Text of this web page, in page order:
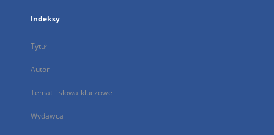
Indeksy
Tytuł
Autor
Temat i słowa kluczowe
Wydawca